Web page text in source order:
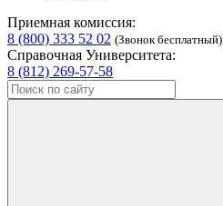
Приемная комиссия:
8 (800) 333 52 02 (Звонок бесплатный)
Справочная Университета:
8 (812) 269-57-58